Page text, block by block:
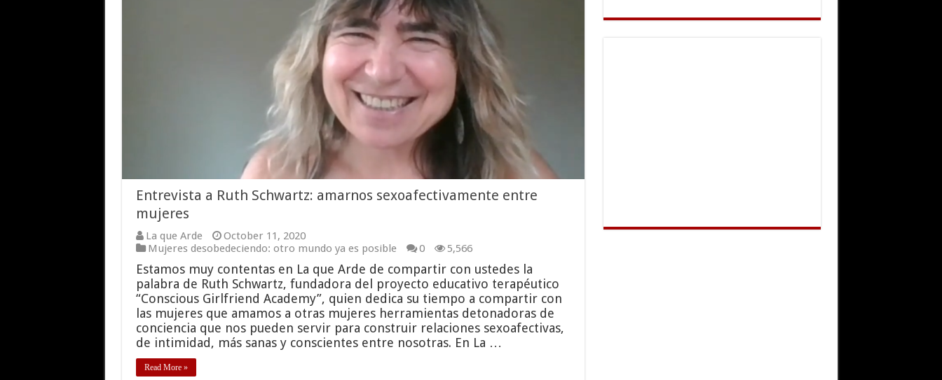
Entrevista a Ruth Schwartz: amarnos sexoafectivamente entre
mujeres
La que Arde
October 11, 2020
Mujeres desobedeciendo: otro mundo ya es posible
0 5,566
Estamos muy contentas en La que Arde de compartir con ustedes la
palabra de Ruth Schwartz, fundadora del proyecto educativo terapéutico
“Conscious Girlfriend Academy”, quien dedica su tiempo a compartir con
las mujeres que amamos a otras mujeres herramientas detonadoras de
conciencia que nos pueden servir para construir relaciones sexoafectivas,
de intimidad, más sanas y conscientes entre nosotras. En La …
Read More »